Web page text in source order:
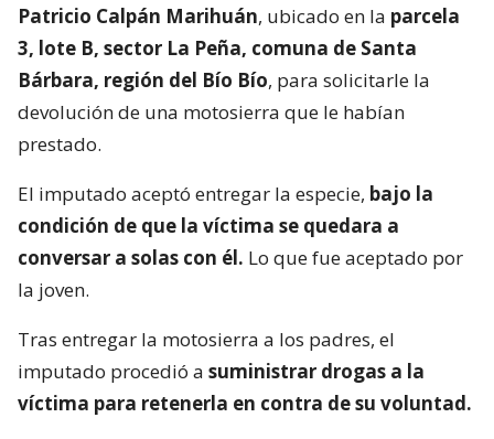
Patricio Calpán Marihuán, ubicado en la parcela
3, lote B, sector La Peña, comuna de Santa
Bárbara, región del Bío Bío, para solicitarle la
devolución de una motosierra que le habían
prestado.
El imputado aceptó entregar la especie, bajo la
condición de que la víctima se quedara a
conversar a solas con él. Lo que fue aceptado por
la joven.
Tras entregar la motosierra a los padres, el
imputado procedió a suministrar drogas a la
víctima para retenerla en contra de su voluntad.